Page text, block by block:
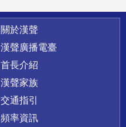
關於漢聲
漢聲廣播電臺
首長介紹
漢聲家族
交通指引
頻率資訊